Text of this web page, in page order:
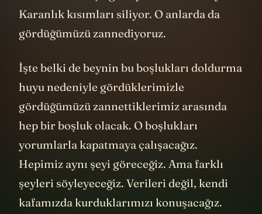
Karanlık kısımları siliyor. O anlarda da
gördüğümüzü zannediyoruz.
İşte belki de beynin bu boşlukları doldurma
huyu nedeniyle gördüklerimizle
gördüğümüzü zannettiklerimiz arasında
hep bir boşluk olacak. O boşlukları
yorumlarla kapatmaya çalışacağız.
Hepimiz aynı şeyi göreceğiz. Ama farklı
şeyleri söyleyeceğiz. Verileri değil, kendi
kafamızda kurduklarımızı konuşacağız.